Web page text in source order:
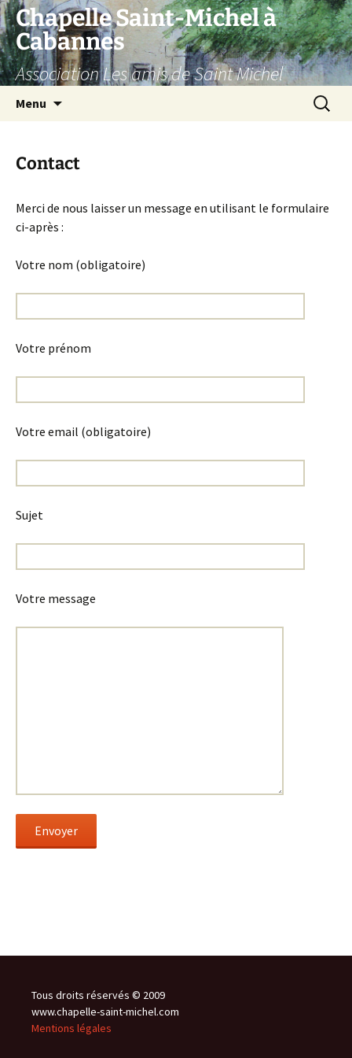
Aller
au
contenu
Chapelle Saint-Michel à
Cabannes
Association Les amis de Saint Michel
Menu
Contact
Merci de nous laisser un message en utilisant le formulaire
ci-après :
Votre nom (obligatoire)
Votre prénom
Votre email (obligatoire)
Sujet
Votre message
Tous droits réservés © 2009
www.chapelle-saint-michel.com
Mentions légales